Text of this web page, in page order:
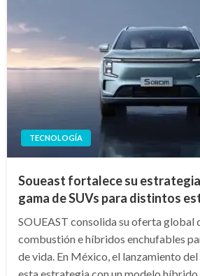
TECNOLOGÍA
Soueast fortalece su
gama de SUVs para distintos
SOUEAST consolida su oferta global
combustión e híbridos enchufables
de vida. En México, el lanzamiento
esta estrategia con un modelo